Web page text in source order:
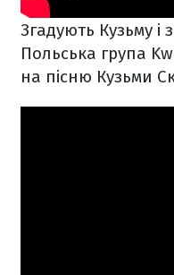
Згадують Кузьму
Польська група
на пісню Кузьми